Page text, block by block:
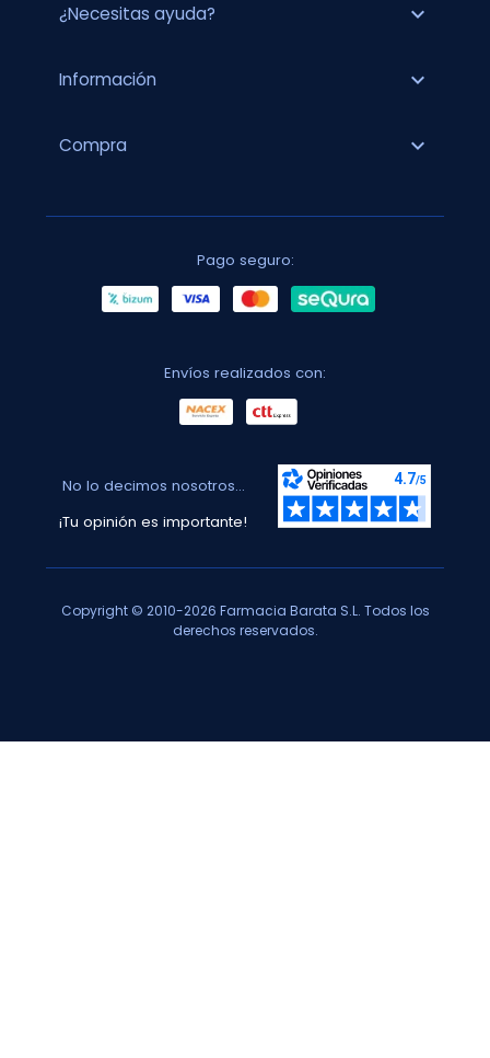
¿Necesitas ayuda? expand_more
Información expand_more
Compra expand_more
Pago seguro:
Envíos realizados con:
No lo decimos nosotros...
¡Tu opinión es importante!
Copyright © 2010-2026 Farmacia Barata S.L. Todos los
derechos reservados.